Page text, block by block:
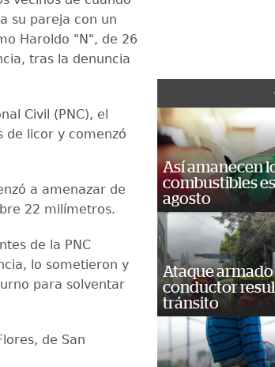
su pareja con un
Haroldo "N", de 26
tras la denuncia
Civil (PNC), el
de licor y comenzó
a amenazar de
22 milímetros.
de la PNC
lo sometieron y
para solventar
de San
Así amanecen
combustibles
agosto
Ataque armado
conductor
tránsito